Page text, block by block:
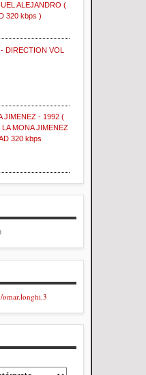
ALEJANDRO (
320 kbps )
DIRECTION VOL
JIMENEZ - 1992 (
LA MONA JIMENEZ
320 kbps
omar.longhi.3